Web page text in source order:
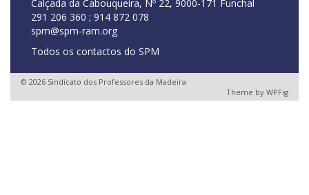
Calçada da Cabouqueira, Nº 22, 9000-171 Funchal
291 206 360 ; 914 872 078
spm@spm-ram.org
Todos os contactos do SPM
© 2026 Sindicato dos Professores da Madeira
Theme by WPFig